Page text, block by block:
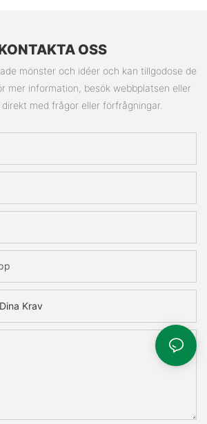
OSS
mönster och idéer och kan tillgodose de
mer information, besök webbplatsen eller
med frågor eller förfrågningar.
Krav